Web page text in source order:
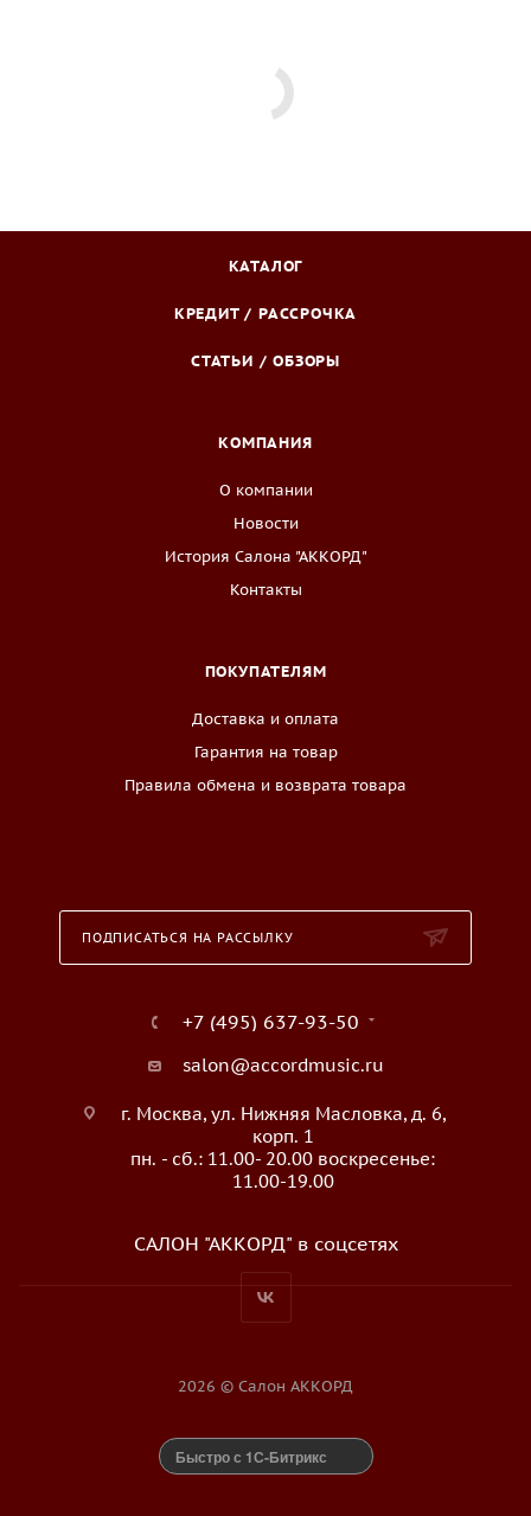
КАТАЛОГ
КРЕДИТ / РАССРОЧКА
СТАТЬИ / ОБЗОРЫ
КОМПАНИЯ
О компании
Новости
История Салона "АККОРД"
Контакты
ПОКУПАТЕЛЯМ
Доставка и оплата
Гарантия на товар
Правила обмена и возврата товара
ПОДПИСАТЬСЯ НА РАССЫЛКУ
+7 (495) 637-93-50
salon@accordmusic.ru
г. Москва, ул. Нижняя Масловка, д. 6,
корп. 1
пн. - сб.: 11.00- 20.00 воскресенье:
11.00-19.00
САЛОН "АККОРД" в соцсетях
2026 © Салон АККОРД
Быстро с 1С-Битрикс